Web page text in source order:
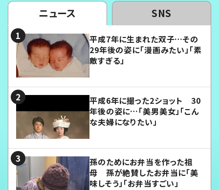
ニュース SNS
平成7年に生まれた双子…その
29年後の姿に「漫画みたい」「素
敵すぎる」
平成6年に撮った2ショット 30
年後の姿に…「美男美女」「こん
な夫婦になりたい」
孫のためにお弁当を作った祖
母 孫が絶賛したお弁当に「美
味しそう」「お弁当すごい」